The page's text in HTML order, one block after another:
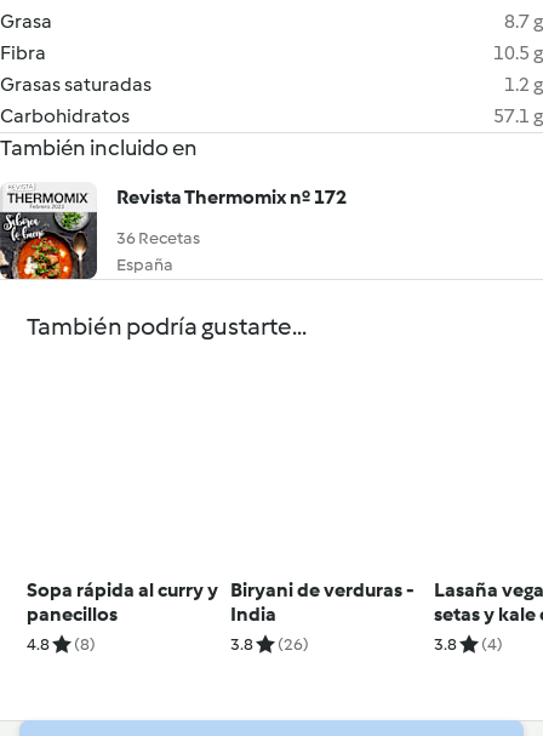
Grasa
8.7 g
Fibra
10.5 g
Grasas saturadas
1.2 g
Carbohidratos
57.1 g
También incluido en
Revista Thermomix nº 172
36 Recetas
España
También podría gustarte...
Sopa rápida al curry y
panecillos
4.8 (8)
Biryani de verduras -
India
3.8 (26)
Lasaña
setas y
de rúcula y
3.8 (4)